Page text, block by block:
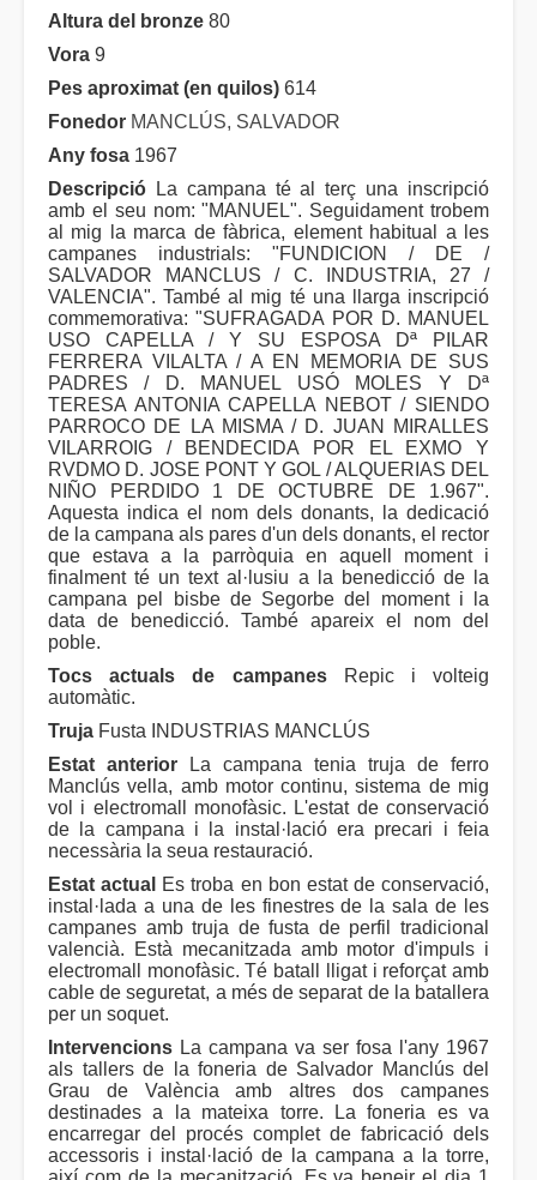
Altura del bronze 80
Vora 9
Pes aproximat (en quilos) 614
Fonedor MANCLÚS, SALVADOR
Any fosa 1967
Descripció La campana té al terç una inscripció
amb el seu nom: "MANUEL". Seguidament trobem
al mig la marca de fàbrica, element habitual a les
campanes industrials: "FUNDICION / DE /
SALVADOR MANCLUS / C. INDUSTRIA, 27 /
VALENCIA". També al mig té una llarga inscripció
commemorativa: "SUFRAGADA POR D. MANUEL
USO CAPELLA / Y SU ESPOSA Dª PILAR
FERRERA VILALTA / A EN MEMORIA DE SUS
PADRES / D. MANUEL USÓ MOLES Y Dª
TERESA ANTONIA CAPELLA NEBOT / SIENDO
PARROCO DE LA MISMA / D. JUAN MIRALLES
VILARROIG / BENDECIDA POR EL EXMO Y
RVDMO D. JOSE PONT Y GOL / ALQUERIAS DEL
NIÑO PERDIDO 1 DE OCTUBRE DE 1.967".
Aquesta indica el nom dels donants, la dedicació
de la campana als pares d'un dels donants, el rector
que estava a la parròquia en aquell moment i
finalment té un text al·lusiu a la benedicció de la
campana pel bisbe de Segorbe del moment i la
data de benedicció. També apareix el nom del
poble.
Tocs actuals de campanesRepic i volteig
automàtic.
Truja Fusta INDUSTRIAS MANCLÚS
Estat anterior La campana tenia truja de ferro
Manclús vella, amb motor continu, sistema de mig
vol i electromall monofàsic. L'estat de conservació
de la campana i la instal·lació era precari i feia
necessària la seua restauració.
Estat actual
Es troba en bon estat de conservació,
instal·lada a una de les finestres de la sala de les
campanes amb truja de fusta de perfil tradicional
valencià. Està mecanitzada amb motor d'impuls i
electromall monofàsic. Té batall lligat i reforçat amb
cable de seguretat, a més de separat de la batallera
per un soquet.
Intervencions La campana va ser fosa l'any 1967
als tallers de la foneria de Salvador Manclús del
Grau de València amb altres dos campanes
destinades a la mateixa torre. La foneria es va
encarregar del procés complet de fabricació dels
accessoris i instal·lació de la campana a la torre,